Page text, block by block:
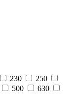
230
250
500
630